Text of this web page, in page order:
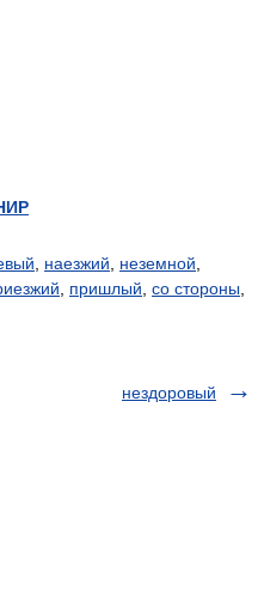
наезжий неземной
пришлый со стороны
нездоровый